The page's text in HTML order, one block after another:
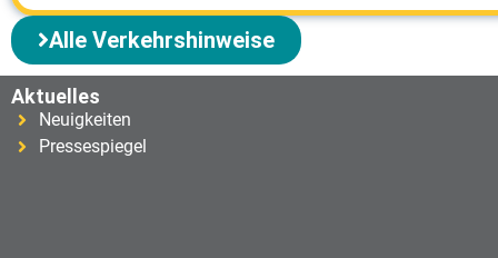
Alle Verkehrshinweise
Aktuelles
Neuigkeiten
Pressespiegel